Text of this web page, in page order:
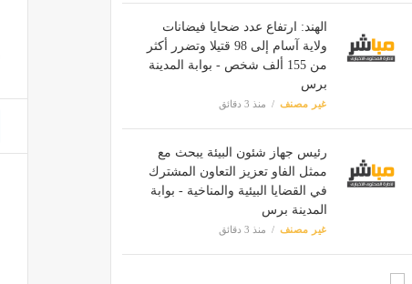
الهند: ارتفاع عدد ضحايا فيضانات
ولاية آسام إلى 98 قتيلا وتضرر أكثر
من 155 ألف شخص - بوابة المدينة
برس
غير مصنف منذ 3 دقائق
رئيس جهاز شئون البيئة يبحث مع
ممثل الفاو تعزيز التعاون المشترك
في القضايا البيئية والمناخية - بوابة
المدينة برس
غير مصنف منذ 3 دقائق